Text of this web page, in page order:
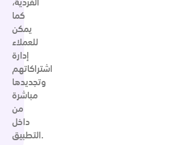
كما
يمكن
للعملاء
إدارة
اشتراكاتهم
وتجديدها
مباشرة
من
داخل
التطبيق.